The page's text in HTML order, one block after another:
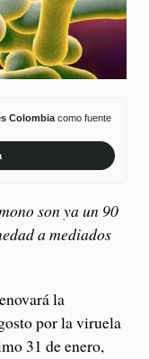
Colombiacomo fuente
son ya un 90
a mediados
la
por la viruela
31 de enero,